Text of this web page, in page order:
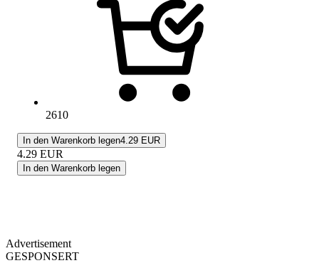
2610
In den Warenkorb legen4.29 EUR
4.29 EUR
In den Warenkorb legen
Advertisement
GESPONSERT